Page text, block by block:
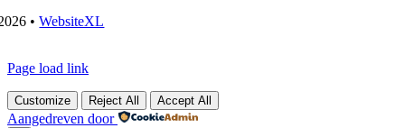
•WebsiteXL
Page load link
Customize Reject All Accept All
Aangedreven door